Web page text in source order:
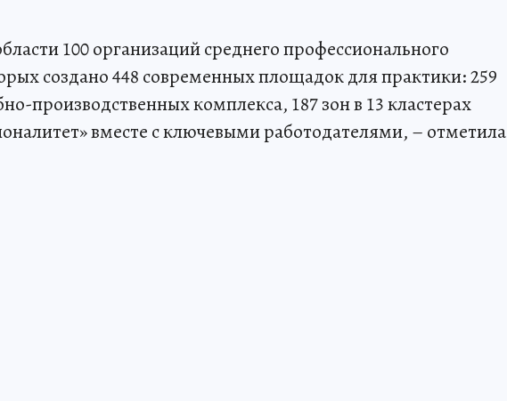
100 организаций среднего профессионального
создано 448 современных площадок для практики: 259
производственных комплекса, 187 зон в 13 кластерах
вместе с ключевыми работодателями, – отметила